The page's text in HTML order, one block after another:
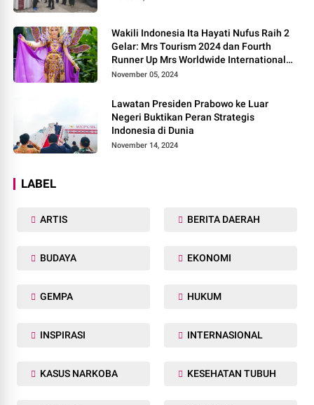
Wakili Indonesia Ita Hayati Nufus Raih 2
Gelar: Mrs Tourism 2024 dan Fourth
Runner Up Mrs Worldwide International
2024, di Pemilihan Mrs Worldwide 2024
November 05, 2024
Lawatan Presiden Prabowo ke Luar
Negeri Buktikan Peran Strategis
Indonesia di Dunia
November 14, 2024
LABEL
ARTIS BERITA DAERAH
BUDAYA EKONOMI
GEMPA HUKUM
INSPIRASI INTERNASIONAL
KASUS NARKOBA KESEHATAN TUBUH